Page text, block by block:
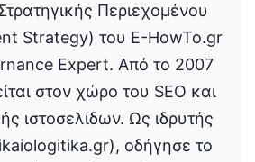
Περιεχομένου
Strategy) του E-HowTo.gr
Expert. Από το 2007
στον χώρο του SEO και
ιστοσελίδων. Ως ιδρυτής
οδήγησε το